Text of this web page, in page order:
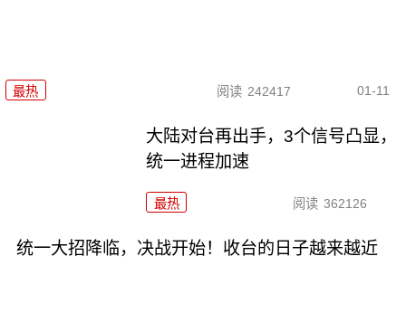
最热 阅读 242417 01-11
大陆对台再出手，3个信号凸显，
统一进程加速
最热 阅读 362126
统一大招降临，决战开始！收台的日子越来越近